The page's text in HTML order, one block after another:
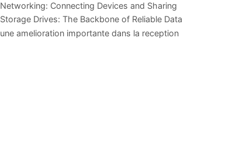
Networking: Connecting Devices and Sharing
Information
Storage Drives: The Backbone of Reliable Data
Management
une amelioration importante dans la reception